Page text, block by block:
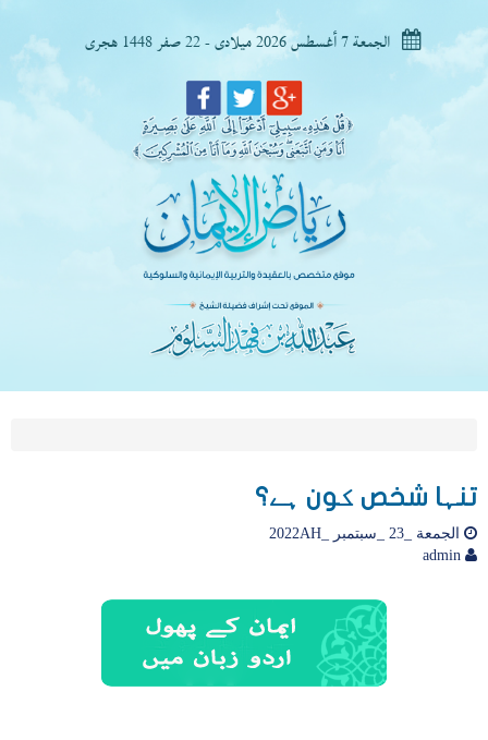
الجمعة 7 أغسطس 2026 ميلادى - 22 صفر 1448 هجرى
تنہا شخص کون ہے؟
الجمعة _23 _سبتمبر _2022AH